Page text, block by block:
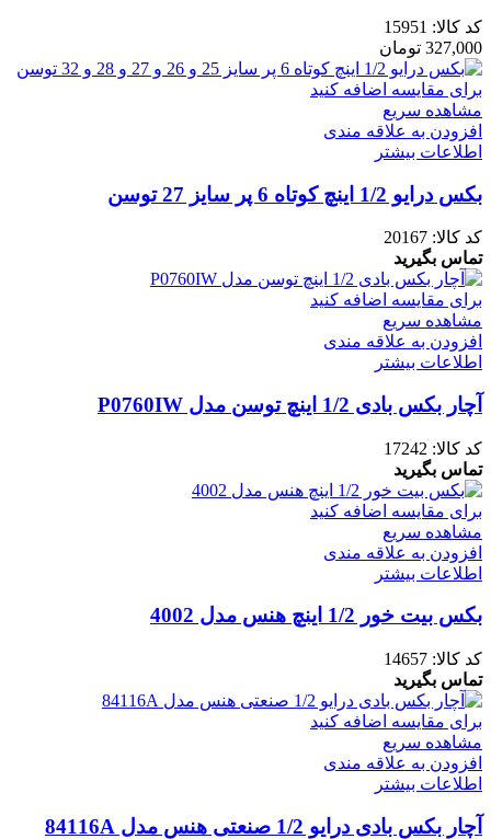
کد کالا: 15951
327,000 تومان
برای مقایسه اضافه کنید
مشاهده سریع
افزودن به علاقه مندی
اطلاعات بیشتر
بکس درایو 1/2 اینچ کوتاه 6 پر سایز 27 توسن
کد کالا: 20167
تماس بگیرید
برای مقایسه اضافه کنید
مشاهده سریع
افزودن به علاقه مندی
اطلاعات بیشتر
آچار بکس بادی 1/2 اینچ توسن مدل P0760IW
کد کالا: 17242
تماس بگیرید
برای مقایسه اضافه کنید
مشاهده سریع
افزودن به علاقه مندی
اطلاعات بیشتر
بکس بیت خور 1/2 اینچ هنس مدل 4002
کد کالا: 14657
تماس بگیرید
برای مقایسه اضافه کنید
مشاهده سریع
افزودن به علاقه مندی
اطلاعات بیشتر
آچار بکس بادی درایو 1/2 صنعتی هنس مدل 84116A